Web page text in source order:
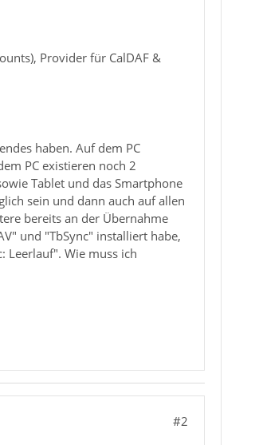
Provider für CalDAF &
haben. Auf dem PC
PC existieren noch 2
Tablet und das Smartphone
sein und dann auch auf allen
bereits an der Übernahme
und "TbSync" installiert habe,
Leerlauf". Wie muss ich
#2